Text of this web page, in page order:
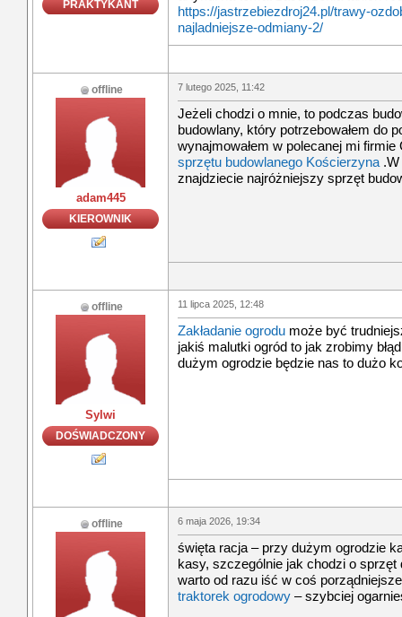
PRAKTYKANT
https://jastrzebiezdroj24.pl/trawy-
najladniejsze-odmiany-2/
offline
adam445
KIEROWNIK
7 lutego 2025, 11:42
Jeżeli chodzi o mnie, to podczas
budowlany, który potrzebowałem do
wynajmowałem w polecanej mi
sprzętu budowlanego Kościerzyna
znajdziecie najróżniejszy sprzęt
offline
Sylwi
DOŚWIADCZONY
11 lipca 2025, 12:48
Zakładanie ogrodu może być
jakiś malutki ogród to jak zrobimy
dużym ogrodzie będzie nas to dużo
offline 6 maja 2026, 19:34
święta racja – przy dużym ogrodzie
kasy, szczególnie jak chodzi o
warto od razu iść w coś
traktorek ogrodowy – szybciej